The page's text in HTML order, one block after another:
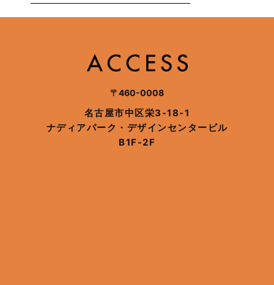
〒460-0008
名古屋市中区栄3-18-1
ナディアパーク・デザインセンタービル
B1F-2F